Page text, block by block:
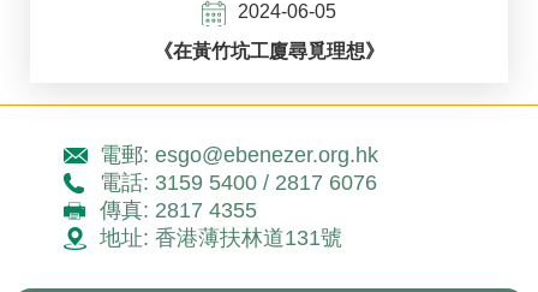
2024-06-05
《在黃竹坑工廈尋覓理想》
電郵: esgo@ebenezer.org.hk
電話: 3159 5400 / 2817 6076
傳真: 2817 4355
地址: 香港薄扶林道131號